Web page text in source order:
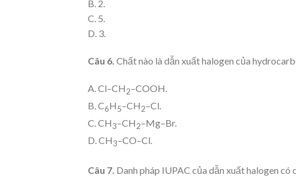
B. 2.
C. 5.
D. 3.
Câu 6. Chất nào là dẫn xuất halogen của
A. Cl–CH2–COOH.
B. C6H5–CH2–Cl.
C. CH3–CH2–Mg–Br.
D. CH3–CO–Cl.
Câu 7. Danh pháp IUPAC của dẫn xuất halogen